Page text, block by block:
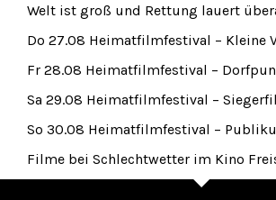
Welt ist groß und Rettung lauert
Do 27.08 Heimatfilmfestival – Kleine
Fr 28.08 Heimatfilmfestival –
Sa 29.08 Heimatfilmfestival –
So 30.08 Heimatfilmfestival –
Filme bei Schlechtwetter im Kino